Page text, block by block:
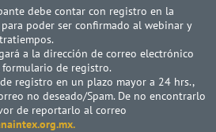
debe contar con registro en la
poder ser confirmado al webinar y
a la dirección de correo electrónico
de registro.
registro en un plazo mayor a 24 hrs.,
no deseado/Spam. De no encontrarlo
de reportarlo al correo